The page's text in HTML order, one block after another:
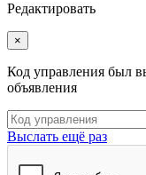
Редактировать
×
Код управления был
объявления
Выслать ещё раз